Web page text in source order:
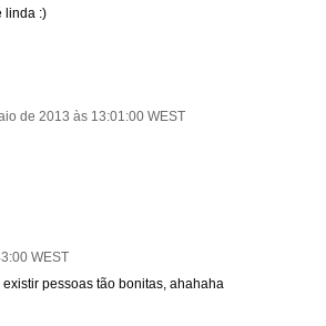
linda :)
de 2013 às 13:01:00 WEST
WEST
pessoas tão bonitas, ahahaha